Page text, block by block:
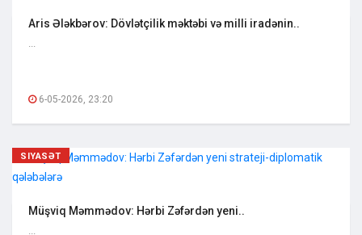
Aris Ələkbərov: Dövlətçilik məktəbi və milli iradənin..
...
6-05-2026, 23:20
SIYASƏT
Müşviq Məmmədov: Hərbi Zəfərdən yeni..
...